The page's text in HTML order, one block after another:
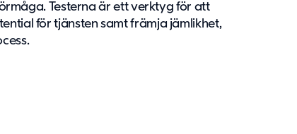
Testerna är ett verktyg för att
för tjänsten samt främja jämlikhet,